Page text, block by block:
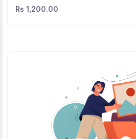
Rs 1,200.00